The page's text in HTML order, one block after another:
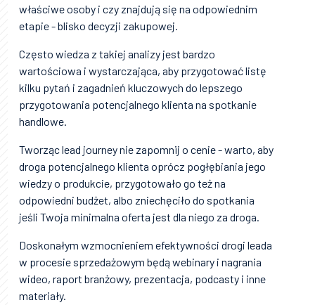
właściwe osoby i czy znajdują się na odpowiednim
etapie - blisko decyzji zakupowej.
Często wiedza z takiej analizy jest bardzo
wartościowa i wystarczająca, aby przygotować listę
kilku pytań i zagadnień kluczowych do lepszego
przygotowania potencjalnego klienta na spotkanie
handlowe.
Tworząc lead journey nie zapomnij o cenie - warto, aby
droga potencjalnego klienta oprócz pogłębiania jego
wiedzy o produkcie, przygotowało go też na
odpowiedni budżet, albo zniechęciło do spotkania
jeśli Twoja minimalna oferta jest dla niego za droga.
Doskonałym wzmocnieniem efektywności drogi leada
w procesie sprzedażowym będą webinary i nagrania
wideo, raport branżowy, prezentacja, podcasty i inne
materiały.